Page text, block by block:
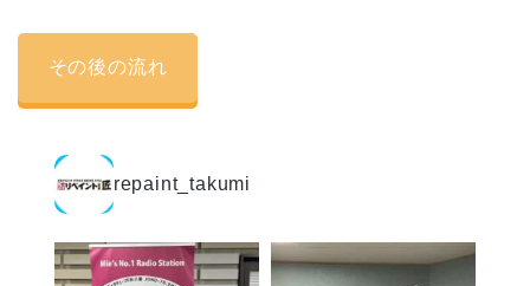
その後の流れ
repaint_takumi